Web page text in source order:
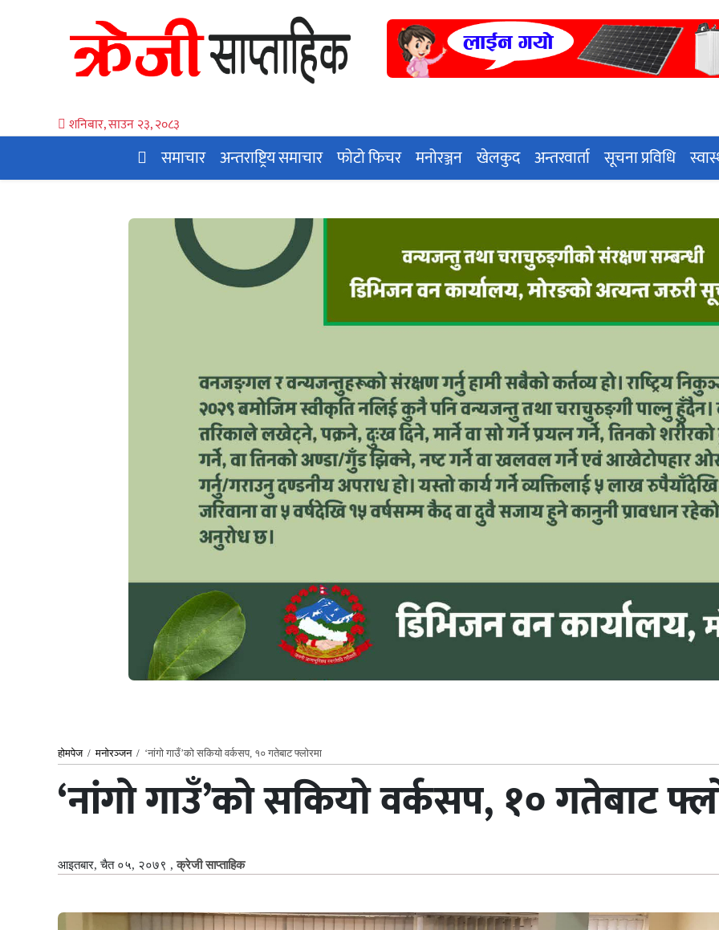
शनिबार, साउन २३, २०८३
समाचार अन्तराष्ट्रिय समाचार फोटो फिचर मनोरञ्जन खेलकुद अन्तरवार्ता सूचना प्रविधि
होमपेज/मनोरञ्जन/ ‘नांगो गाउँ’को सकियो वर्कसप, १० गतेबाट फ्लोरमा
‘नांगो गाउँ’को सकियो वर्कसप, १० गतेबाट
आइतबार, चैत ०५, २०७९ ,क्रेजी साप्ताहिक